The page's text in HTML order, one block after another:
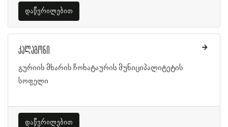
დაწვრილებით
კალაგონი
გურიის მხარის ჩოხატაურის მუნიციპალიტეტის
სოფელი
დაწვრილებით